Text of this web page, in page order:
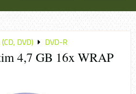
DVD) DVD-R
4,7 GB 16x WRAP